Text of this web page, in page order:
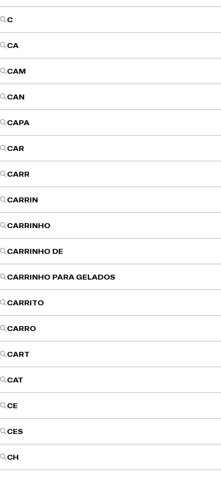
C
CA
CAM
CAN
CAPA
CAR
CARR
CARRIN
CARRINHO
CARRINHO DE
CARRINHO PARA GELADOS
CARRITO
CARRO
CART
CAT
CE
CES
CH